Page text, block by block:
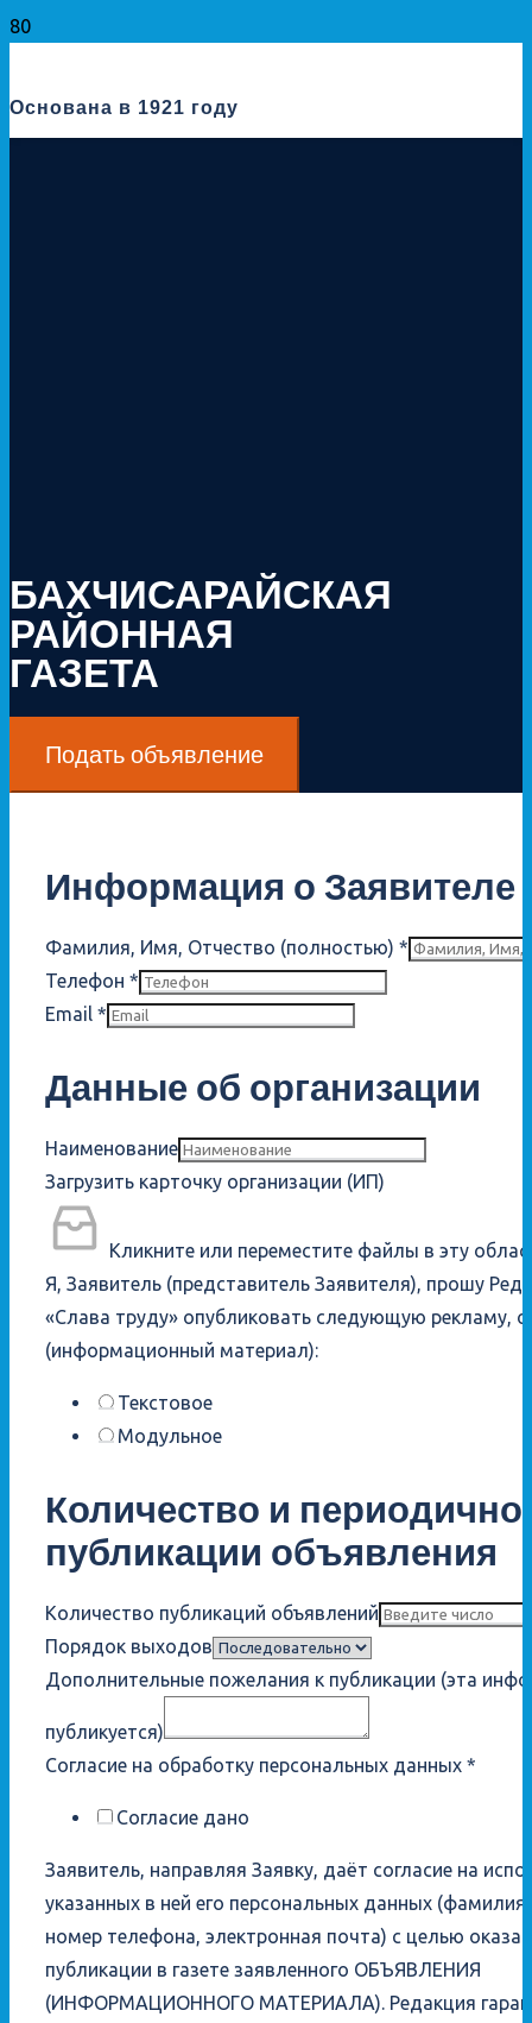
Основана в 1921 году
БАХЧИСАРАЙСКАЯ
РАЙОННАЯ
ГАЗЕТА
Подать объявление
Информация о Заявителе
Фамилия, Имя, Отчество (полностью) *
Телефон *
Email *
Данные об организации
Наименование
Загрузить карточку организации (ИП)
Кликните или переместите файлы в эту
Я, Заявитель (представитель Заявителя), прошу
«Слава труду» опубликовать следующую рекламу,
(информационный материал):
Текстовое
Модульное
Количество и
публикации объявления
Количество публикаций объявлений
Порядок выходов
Дополнительные пожелания к публикации (эта
публикуется)
Согласие на обработку персональных данных *
Согласие дано
Заявитель, направляя Заявку, даёт согласие на
указанных в ней его персональных данных
номер телефона, электронная почта) с целью
публикации в газете заявленного ОБЪЯВЛЕНИЯ
(ИНФОРМАЦИОННОГО МАТЕРИАЛА). Редакция